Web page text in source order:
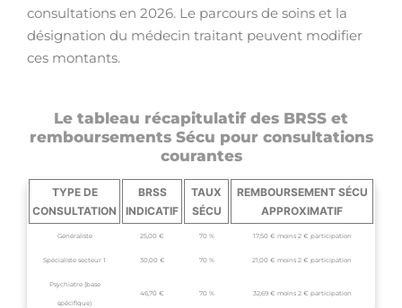
consultations en 2026. Le parcours de soins et la
désignation du médecin traitant peuvent modifier
ces montants.
Le tableau récapitulatif des BRSS et
remboursements Sécu pour consultations
courantes
TYPE DE
CONSULTATION
BRSS
INDICATIF
TAUX
SÉCU
REMBOURSEMENT SÉCU
APPROXIMATIF
Généraliste 25,00 € 70 % 17,50 € moins 2 € participation
Spécialiste secteur 1 30,00 € 70 % 21,00 € moins 2 € participation
Psychiatre (base
spécifique)
46,70 € 70 % 32,69 € moins 2 € participation